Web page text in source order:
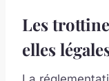
Les
elles